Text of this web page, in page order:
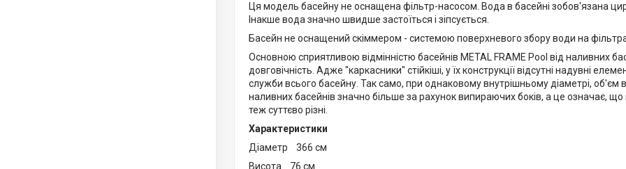
Ця модель басейну не оснащена фільтр-насосом. Вода в басейні зобов'язана
Інакше вода значно швидше застоїться і зіпсується.
Басейн не оснащений скіммером - системою поверхневого збору води на
Основною сприятливою відмінністю басейнів METAL FRAME Pool від наливних
довговічність. Адже "каркасники" стійкіші, у їх конструкції відсутні надувні
служби всього басейну. Так само, при однаковому внутрішньому діаметрі,
наливних басейнів значно більше за рахунок випираючих боків, а це означає,
теж суттєво різні.
Характеристики
Діаметр 366 см
Висота 76 см